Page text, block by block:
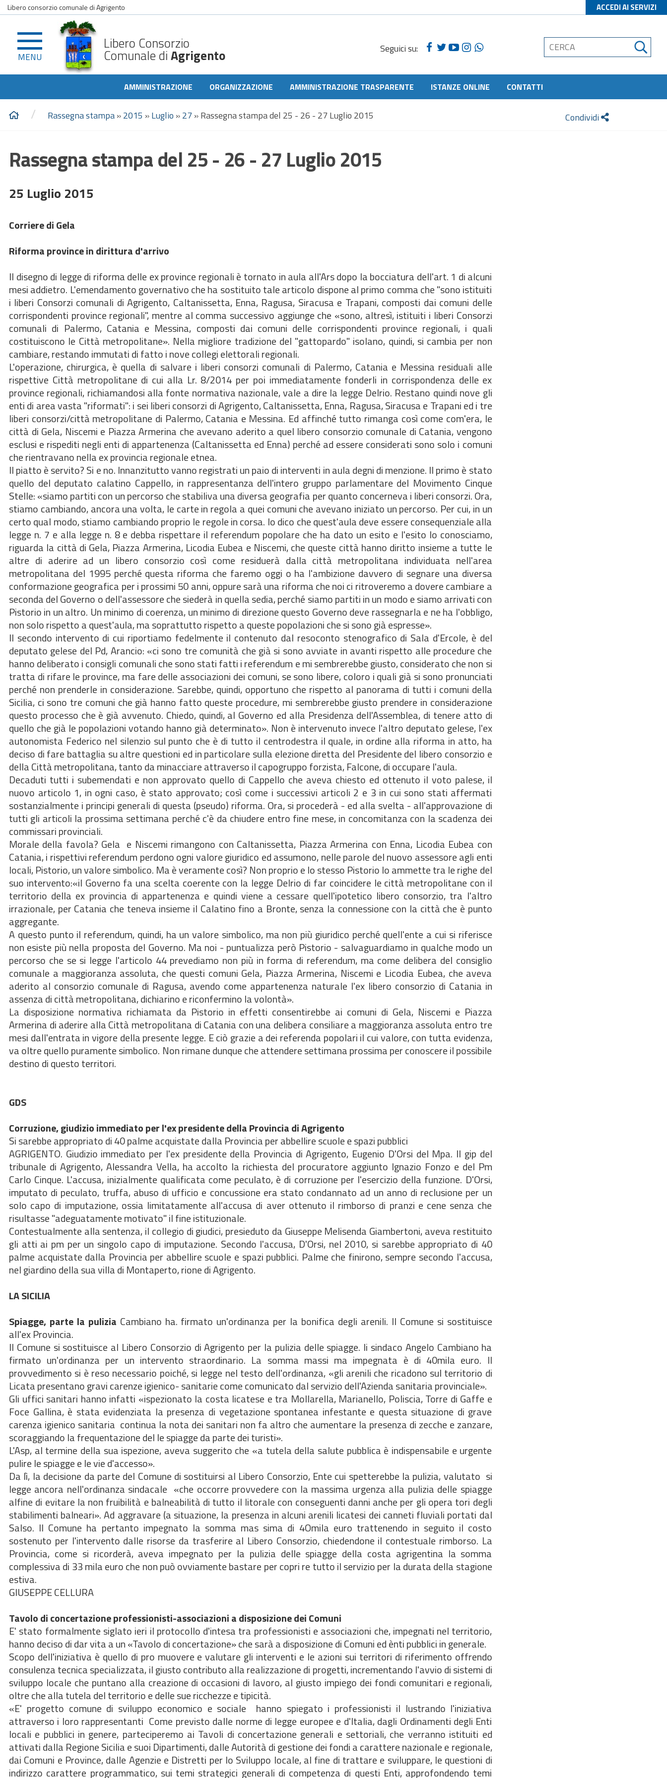
Libero consorzio comunale di Agrigento ACCEDI AI SERVIZI
MENU
Libero Consorzio
Comunale diAgrigento Seguici su:
AMMINISTRAZIONE ORGANIZZAZIONE AMMINISTRAZIONE TRASPARENTE ISTANZE ONLINE CONTATTI
/ Rassegna stampa»2015 »Luglio »27»Rassegna stampa del 25 - 26 - 27 Luglio 2015 Condividi
Rassegna stampa del 25 - 26 - 27 Luglio 2015
25 Luglio 2015
Corriere di Gela
Riforma province in dirittura d'arrivo
Il disegno di legge di riforma delle ex province regionali è tornato in aula all'Ars dopo la bocciatura dell'art. 1 di alcuni
mesi addietro. L'emendamento governativo che ha sostituito tale articolo dispone al primo comma che "sono istituiti
i liberi Consorzi comunali di Agrigento, Caltanissetta, Enna, Ragusa, Siracusa e Trapani, composti dai comuni delle
corrispondenti province regionali", mentre al comma successivo aggiunge che «sono, altresì, istituiti i liberi Consorzi
comunali di Palermo, Catania e Messina, composti dai comuni delle corrispondenti province regionali, i quali
costituiscono le Città metropolitane». Nella migliore tradizione del "gattopardo" isolano, quindi, si cambia per non
cambiare, restando immutati di fatto i nove collegi elettorali regionali.
L'operazione, chirurgica, è quella di salvare i liberi consorzi comunali di Palermo, Catania e Messina residuali alle
rispettive Città metropolitane di cui alla Lr. 8/2014 per poi immediatamente fonderli in corrispondenza delle ex
province regionali, richiamandosi alla fonte normativa nazionale, vale a dire la legge Delrio. Restano quindi nove gli
enti di area vasta "riformati": i sei liberi consorzi di Agrigento, Caltanissetta, Enna, Ragusa, Siracusa e Trapani ed i tre
liberi consorzi/città metropolitane di Palermo, Catania e Messina. Ed affinché tutto rimanga così come com'era, le
città di Gela, Niscemi e Piazza Armerina che avevano aderito a quel libero consorzio comunale di Catania, vengono
esclusi e rispediti negli enti di appartenenza (Caltanissetta ed Enna) perché ad essere considerati sono solo i comuni
che rientravano nella ex provincia regionale etnea.
Il piatto è servito? Si e no. Innanzitutto vanno registrati un paio di interventi in aula degni di menzione. Il primo è stato
quello del deputato calatino Cappello, in rappresentanza dell'intero gruppo parlamentare del Movimento Cinque
Stelle: «siamo partiti con un percorso che stabiliva una diversa geografia per quanto concerneva i liberi consorzi. Ora,
stiamo cambiando, ancora una volta, le carte in regola a quei comuni che avevano iniziato un percorso. Per cui, in un
certo qual modo, stiamo cambiando proprio le regole in corsa. Io dico che quest'aula deve essere consequenziale alla
legge n. 7 e alla legge n. 8 e debba rispettare il referendum popolare che ha dato un esito e l'esito lo conosciamo,
riguarda la città di Gela, Piazza Armerina, Licodia Eubea e Niscemi, che queste città hanno diritto insieme a tutte le
altre di aderire ad un libero consorzio così come residuerà dalla città metropolitana individuata nell'area
metropolitana del 1995 perché questa riforma che faremo oggi o ha l'ambizione davvero di segnare una diversa
conformazione geografica per i prossimi 50 anni, oppure sarà una riforma che noi ci ritroveremo a dovere cambiare a
seconda del Governo o dell'assessore che siederà in quella sedia, perché siamo partiti in un modo e siamo arrivati con
Pistorio in un altro. Un minimo di coerenza, un minimo di direzione questo Governo deve rassegnarla e ne ha l'obbligo,
non solo rispetto a quest'aula, ma soprattutto rispetto a queste popolazioni che si sono già espresse».
Il secondo intervento di cui riportiamo fedelmente il contenuto dal resoconto stenografico di Sala d'Ercole, è del
deputato gelese del Pd, Arancio: «ci sono tre comunità che già si sono avviate in avanti rispetto alle procedure che
hanno deliberato i consigli comunali che sono stati fatti i referendum e mi sembrerebbe giusto, considerato che non si
tratta di rifare le province, ma fare delle associazioni dei comuni, se sono libere, coloro i quali già si sono pronunciati
perché non prenderle in considerazione. Sarebbe, quindi, opportuno che rispetto al panorama di tutti i comuni della
Sicilia, ci sono tre comuni che già hanno fatto queste procedure, mi sembrerebbe giusto prendere in considerazione
questo processo che è già avvenuto. Chiedo, quindi, al Governo ed alla Presidenza dell'Assemblea, di tenere atto di
quello che già le popolazioni votando hanno già determinato». Non è intervenuto invece l'altro deputato gelese, l'ex
autonomista Federico nel silenzio sul punto che è di tutto il centrodestra il quale, in ordine alla riforma in atto, ha
deciso di fare battaglia su altre questioni ed in particolare sulla elezione diretta del Presidente del libero consorzio e
della Città metropolitana, tanto da minacciare attraverso il capogruppo forzista, Falcone, di occupare l'aula.
Decaduti tutti i subemendati e non approvato quello di Cappello che aveva chiesto ed ottenuto il voto palese, il
nuovo articolo 1, in ogni caso, è stato approvato; così come i successivi articoli 2 e 3 in cui sono stati affermati
sostanzialmente i principi generali di questa (pseudo) riforma. Ora, si procederà - ed alla svelta - all'approvazione di
tutti gli articoli la prossima settimana perché c'è da chiudere entro fine mese, in concomitanza con la scadenza dei
commissari provinciali.
Morale della favola? Gela e Niscemi rimangono con Caltanissetta, Piazza Armerina con Enna, Licodia Eubea con
Catania, i rispettivi referendum perdono ogni valore giuridico ed assumono, nelle parole del nuovo assessore agli enti
locali, Pistorio, un valore simbolico. Ma è veramente così? Non proprio e lo stesso Pistorio lo ammette tra le righe del
suo intervento:«il Governo fa una scelta coerente con la legge Delrio di far coincidere le città metropolitane con il
territorio della ex provincia di appartenenza e quindi viene a cessare quell'ipotetico libero consorzio, tra l'altro
irrazionale, per Catania che teneva insieme il Calatino fino a Bronte, senza la connessione con la città che è punto
aggregante.
A questo punto il referendum, quindi, ha un valore simbolico, ma non più giuridico perché quell'ente a cui si riferisce
non esiste più nella proposta del Governo. Ma noi - puntualizza però Pistorio - salvaguardiamo in qualche modo un
percorso che se si legge l'articolo 44 prevediamo non più in forma di referendum, ma come delibera del consiglio
comunale a maggioranza assoluta, che questi comuni Gela, Piazza Armerina, Niscemi e Licodia Eubea, che aveva
aderito al consorzio comunale di Ragusa, avendo come appartenenza naturale l'ex libero consorzio di Catania in
assenza di città metropolitana, dichiarino e riconfermino la volontà».
La disposizione normativa richiamata da Pistorio in effetti consentirebbe ai comuni di Gela, Niscemi e Piazza
Armerina di aderire alla Città metropolitana di Catania con una delibera consiliare a maggioranza assoluta entro tre
mesi dall'entrata in vigore della presente legge. E ciò grazie a dei referenda popolari il cui valore, con tutta evidenza,
va oltre quello puramente simbolico. Non rimane dunque che attendere settimana prossima per conoscere il possibile
destino di questo territori.
GDS
Corruzione, giudizio immediato per l'ex presidente della Provincia di Agrigento
Si sarebbe appropriato di 40 palme acquistate dalla Provincia per abbellire scuole e spazi pubblici
AGRIGENTO. Giudizio immediato per l'ex presidente della Provincia di Agrigento, Eugenio D'Orsi del Mpa. Il gip del
tribunale di Agrigento, Alessandra Vella, ha accolto la richiesta del procuratore aggiunto Ignazio Fonzo e del Pm
Carlo Cinque. L'accusa, inizialmente qualificata come peculato, è di corruzione per l'esercizio della funzione. D'Orsi,
imputato di peculato, truffa, abuso di ufficio e concussione era stato condannato ad un anno di reclusione per un
solo capo di imputazione, ossia limitatamente all'accusa di aver ottenuto il rimborso di pranzi e cene senza che
risultasse "adeguatamente motivato" il fine istituzionale.
Contestualmente alla sentenza, il collegio di giudici, presieduto da Giuseppe Melisenda Giambertoni, aveva restituito
gli atti ai pm per un singolo capo di imputazione. Secondo l'accusa, D'Orsi, nel 2010, si sarebbe appropriato di 40
palme acquistate dalla Provincia per abbellire scuole e spazi pubblici. Palme che finirono, sempre secondo l'accusa,
nel giardino della sua villa di Montaperto, rione di Agrigento.
LA SICILIA
Spiagge, parte la pulizia Cambiano ha. firmato un'ordinanza per la bonifica degli arenili. Il Comune si sostituisce
all'ex Provincia.
Il Comune si sostituisce al Libero Consorzio di Agrigento per la pulizia delle spiagge. li sindaco Angelo Cambiano ha
firmato un'ordinanza per un intervento straordinario. La somma massi ma impegnata è di 40mila euro. Il
provvedimento si è reso necessario poiché, si legge nel testo dell'ordinanza, «gli arenili che ricadono sul territorio di
Licata presentano gravi carenze igienico- sanitarie come comunicato dal servizio dell'Azienda sanitaria provinciale».
Gli uffici sanitari hanno infatti «ispezionato la costa licatese e tra Mollarella, Marianello, Poliscia, Torre di Gaffe e
Foce Gallina, è stata evidenziata la presenza di vegetazione spontanea infestante e questa situazione di grave
carenza igienico sanitaria  continua la nota dei sanitari non fa altro che aumentare la presenza di zecche e zanzare,
scoraggiando la frequentazione del le spiagge da parte dei turisti».
L'Asp, al termine della sua ispezione, aveva suggerito che «a tutela della salute pubblica è indispensabile e urgente
pulire le spiagge e le vie d'accesso».
Da lì, la decisione da parte del Comune di sostituirsi al Libero Consorzio, Ente cui spetterebbe la pulizia, valutato  si
legge ancora nell'ordinanza sindacale  «che occorre provvedere con la massima urgenza alla pulizia delle spiagge
alfine di evitare la non fruibilità e balneabilità di tutto il litorale con conseguenti danni anche per gli opera tori degli
stabilimenti balneari». Ad aggravare (a situazione, la presenza in alcuni arenili licatesi dei canneti fluviali portati dal
Salso. Il Comune ha pertanto impegnato la somma mas sima di 4Omila euro trattenendo in seguito il costo
sostenuto per l'intervento dalle risorse da trasferire al Libero Consorzio, chiedendone il contestuale rimborso. La
Provincia, come si ricorderà, aveva impegnato per la pulizia delle spiagge della costa agrigentina la somma
complessiva di 33 mila euro che non può ovviamente bastare per copri re tutto il servizio per la durata della stagione
estiva.
GIUSEPPE CELLURA
Tavolo di concertazione professionisti-associazioni a disposizione dei Comuni
E' stato formalmente siglato ieri il protocollo d'intesa tra professionisti e associazioni che, impegnati nel territorio,
hanno deciso di dar vita a un «Tavolo di concertazione» che sarà a disposizione di Comuni ed ènti pubblici in generale.
Scopo dell'iniziativa è quello di pro muovere e valutare gli interventi e le azioni sui territori di riferimento offrendo
consulenza tecnica specializzata, il giusto contributo alla realizzazione di progetti, incrementando l'avvio di sistemi di
sviluppo locale che puntano alla creazione di occasioni di lavoro, al giusto impiego dei fondi comunitari e regionali,
oltre che alla tutela del territorio e delle sue ricchezze e tipicità.
«E' progetto comune di sviluppo economico e sociale  hanno spiegato i professionisti il lustrando l'iniziativa
attraverso i loro rappresentanti  Come previsto dalle norme di legge europee e d'Italia, dagli Ordinamenti degli Enti
locali e pubblici in genere, parteciperemo ai Tavoli di concertazione generali e settoriali, che verranno istituiti ed
attivati dalla Regione Sicilia e suoi Dipartimenti, dalle Autorità di gestione dei fondi a carattere nazionale e regionale,
dai Comuni e Province, dalle Agenzie e Distretti per lo Sviluppo locale, al fine di trattare e sviluppare, le questioni di
indirizzo carattere programmatico, sui temi strategici generali di competenza di questi Enti, approfondendo temi